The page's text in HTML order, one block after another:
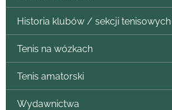
Historia klubów / sekcji tenisowych
Tenis na wózkach
Tenis amatorski
Wydawnictwa